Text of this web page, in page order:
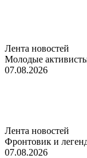
Лента новостей
Молодые
07.08.2026
Лента новостей
Фронтовик и
07.08.2026